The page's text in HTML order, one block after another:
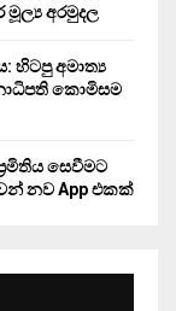
මූල්‍ය අරමුදල
හිටපු අමාත්‍ය
කොමිසම
සෙවීමට
නව App එකක්